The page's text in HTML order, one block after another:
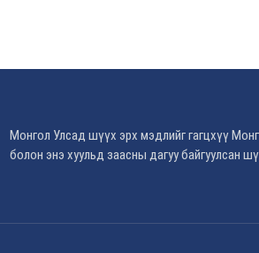
Монгол Улсад шүүх эрх мэдлийг гагцхүү
болон энэ хуульд заасны дагуу байгуулсан